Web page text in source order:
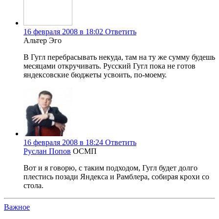
16 февраля 2008 в 18:02 Ответить
Альтер Эго
В Гугл перебрасывать некуда, там на ту же сумму будешь
месяцами откручивать. Русский Гугл пока не готов
яндексовские бюджеты усвоить, по-моему.
16 февраля 2008 в 18:24 Ответить
Руслан Попов ОСМП
Вот и я говорю, с таким подходом, Гугл будет долго
плестись позади Яндекса и Рамблера, собирая крохи со
стола.
Важное